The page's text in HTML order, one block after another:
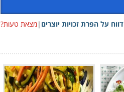
מצאת טעות?| דווח על הפרת זכויות יוצרים